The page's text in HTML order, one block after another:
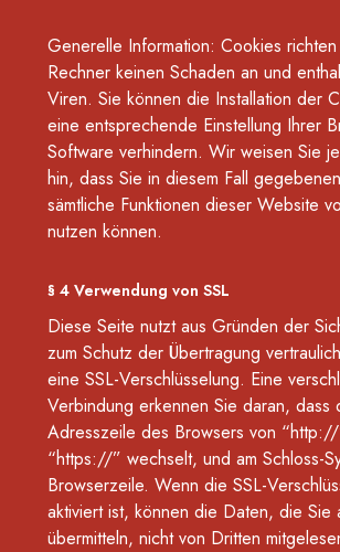
Generelle Information: Cookies
Rechner keinen Schaden an und
Viren. Sie können die Installation der
eine entsprechende Einstellung Ihrer
Software verhindern. Wir weisen Sie
hin, dass Sie in diesem Fall
sämtliche Funktionen dieser Website
nutzen können.
§ 4 Verwendung von SSL
Diese Seite nutzt aus Gründen der
zum Schutz der Übertragung
eine SSL-Verschlüsselung. Eine
Verbindung erkennen Sie daran, dass
Adresszeile des Browsers von
“https://” wechselt, und am Schloss-
Browserzeile. Wenn die SSL-
aktiviert ist, können die Daten, die Sie
übermitteln, nicht von Dritten